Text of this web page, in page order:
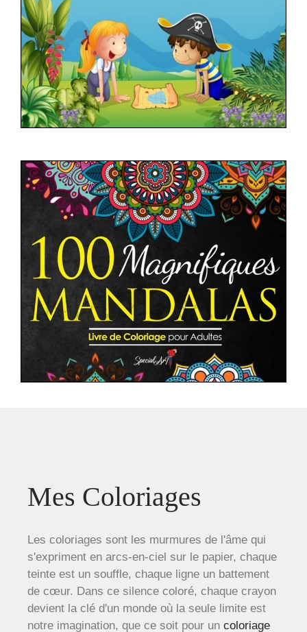
Mes Coloriages
Les coloriages sont les murmures de l'âme qui
s'expriment en arcs-en-ciel sur le papier, chaque
teinte est un souffle, chaque ligne un battement
de cœur. Dans ce silence coloré, chaque crayon
devient la clé d'un monde où la seule limite est
notre imagination, que ce soit pour un coloriage